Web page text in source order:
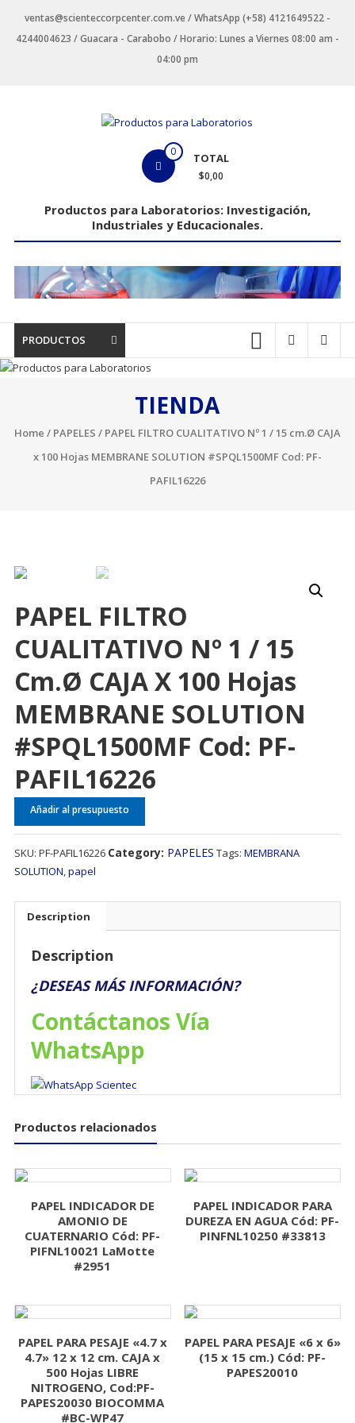
contenido
ventas@scienteccorpcenter.com.ve / WhatsApp (+58) 4121649522 -
4244004623 / Guacara - Carabobo / Horario: Lunes a Viernes 08:00 am -
04:00 pm
Laboratorios
Industriales
y
Educacionales.
0 TOTAL
$0,00
Productos para Laboratorios: Investigación,
Industriales y Educacionales.
PRODUCTOS
TIENDA
Home / PAPELES / PAPEL FILTRO CUALITATIVO Nº 1 / 15 cm.Ø CAJA
x 100 Hojas MEMBRANE SOLUTION #SPQL1500MF Cod: PF-
PAFIL16226
PAPEL FILTRO
CUALITATIVO Nº 1 / 15
Cm.Ø CAJA X 100 Hojas
MEMBRANE SOLUTION
#SPQL1500MF Cod: PF-
PAFIL16226
Añadir al presupuesto
SKU: PF-PAFIL16226 Category: PAPELES Tags: MEMBRANA
SOLUTION,papel
Description
Description
¿DESEAS MÁS INFORMACIÓN?
Contáctanos Vía
WhatsApp
Productos relacionados
PAPEL INDICADOR DE
AMONIO DE
CUATERNARIO Cód: PF-
PIFNL10021 LaMotte
#2951
PAPEL INDICADOR PARA
DUREZA EN AGUA Cód: PF-
PINFNL10250 #33813
PAPEL PARA PESAJE «4.7 x
4.7» 12 x 12 cm. CAJA x
500 Hojas LIBRE
NITROGENO, Cod:PF-
PAPES20030 BIOCOMMA
#BC-WP47
PAPEL PARA PESAJE «6 x 6»
(15 x 15 cm.) Cód: PF-
PAPES20010